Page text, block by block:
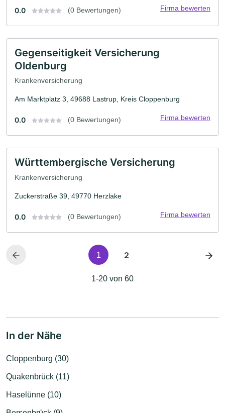
0.0 (0 Bewertungen) Firma bewerten
Gegenseitigkeit Versicherung
Oldenburg
Krankenversicherung
Am Marktplatz 3, 49688 Lastrup, Kreis Cloppenburg
0.0 (0 Bewertungen) Firma bewerten
Württembergische Versicherung
Krankenversicherung
Zuckerstraße 39, 49770 Herzlake
0.0 (0 Bewertungen) Firma bewerten
1 2
1-20 von 60
In der Nähe
Cloppenburg (30)
Quakenbrück (11)
Haselünne (10)